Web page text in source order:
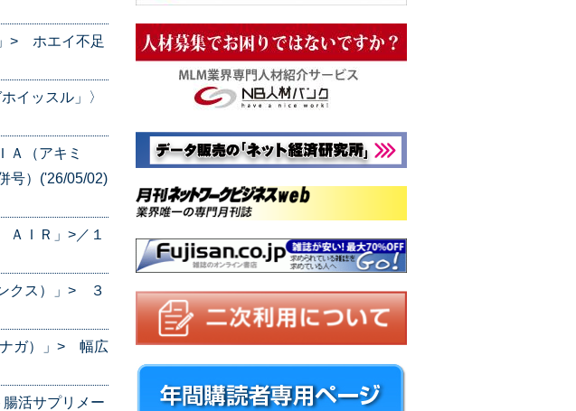
> ホエイ不足
イッスル」〉
Ａ（アキミ
号）('26/05/02)
ＩＲ」>／１
クス）」> ３
ナガ）」> 幅広
活サプリメー